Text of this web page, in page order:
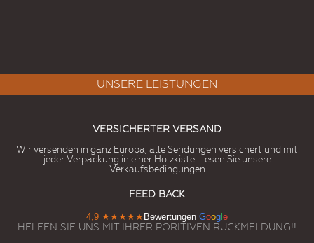
UNSERE LEISTUNGEN
VERSICHERTER VERSAND
Wir versenden in ganz Europa, alle Sendungen versichert und mit
jeder Verpackung in einer Holzkiste. Lesen Sie unsere
Verkaufsbedingungen
FEED BACK
4,9 ★★★★★Bewertungen Google
HELFEN SIE UNS MIT IHRER PORITIVEN RUCKMELDUNG!!